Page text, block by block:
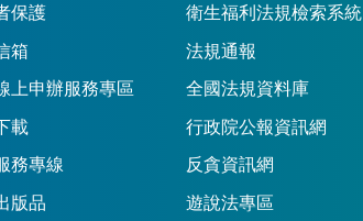
保護
箱
上申辦服務專區
載
務專線
版品
衛生福利法規檢索系統
法規通報
全國法規資料庫
行政院公報資訊網
反貪資訊網
遊說法專區